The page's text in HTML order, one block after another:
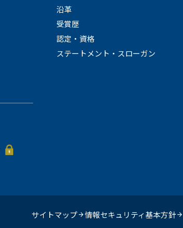
沿革
受賞歴
認定・資格
ステートメント・スローガン
サイトマップ 情報セキュリティ基本方針